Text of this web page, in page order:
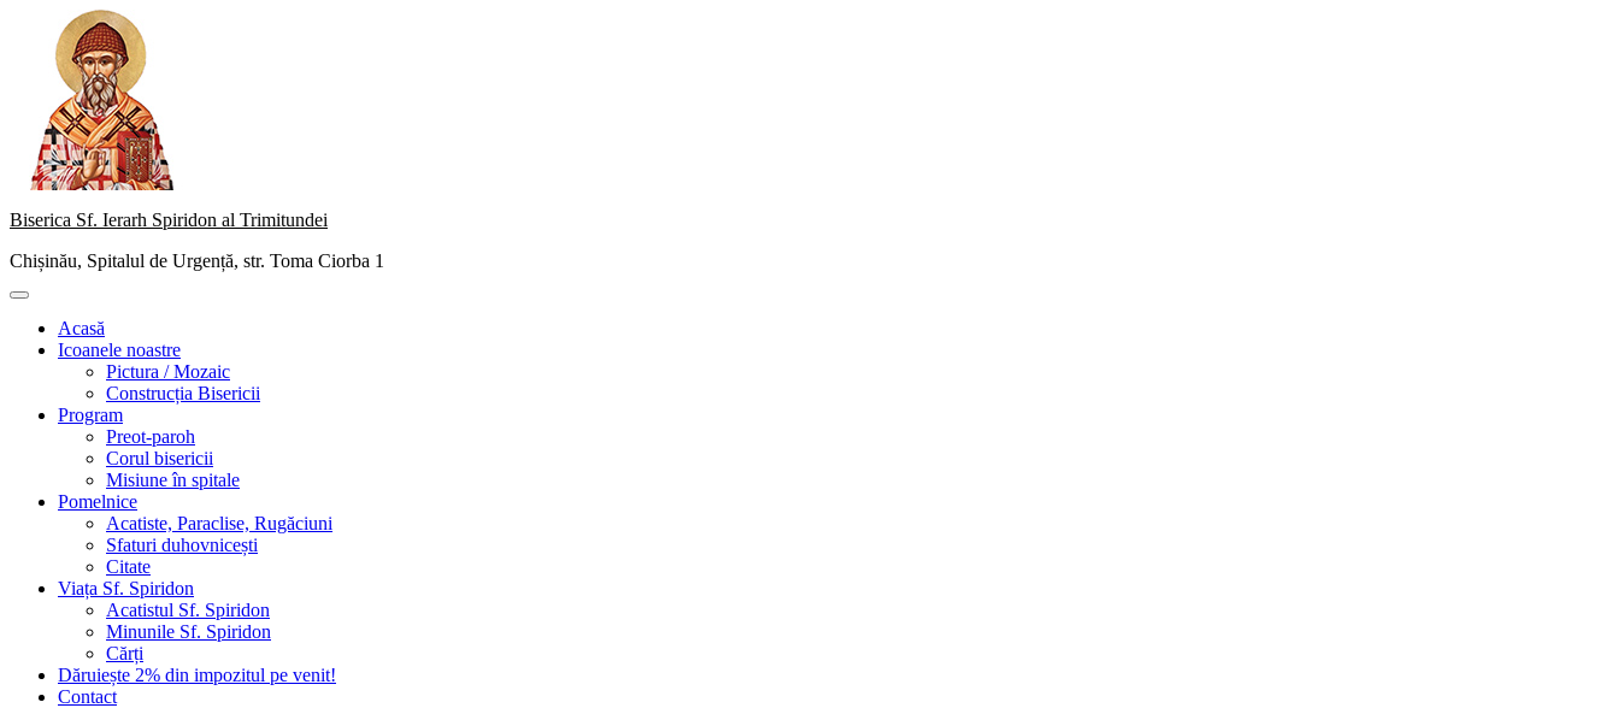
content
Biserica Sf. Ierarh Spiridon al Trimitundei
Chișinău, Spitalul de Urgență, str. Toma Ciorba 1
Primary
Acasă
Icoanele noastre
Pictura / Mozaic
Construcția Bisericii
Program
Preot-paroh
Corul bisericii
Misiune în spitale
Pomelnice
Acatiste, Paraclise, Rugăciuni
Sfaturi duhovnicești
Citate
Viața Sf. Spiridon
Acatistul Sf. Spiridon
Minunile Sf. Spiridon
Cărți
Dăruiește 2% din impozitul pe venit!
Contact